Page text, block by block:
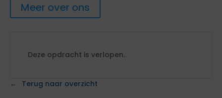
Meer over ons
Deze opdracht is verlopen.
Terug naar overzicht